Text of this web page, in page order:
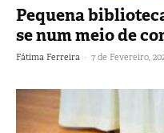
Pequena
se num meio de
Fátima Ferreira - 7 de Fevereiro,